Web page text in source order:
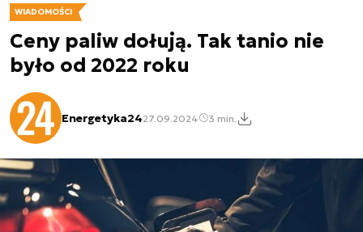
WIADOMOŚCI
Ceny paliw dołują. Tak tanio nie
było od 2022 roku
Energetyka2427.09.2024 3 min.